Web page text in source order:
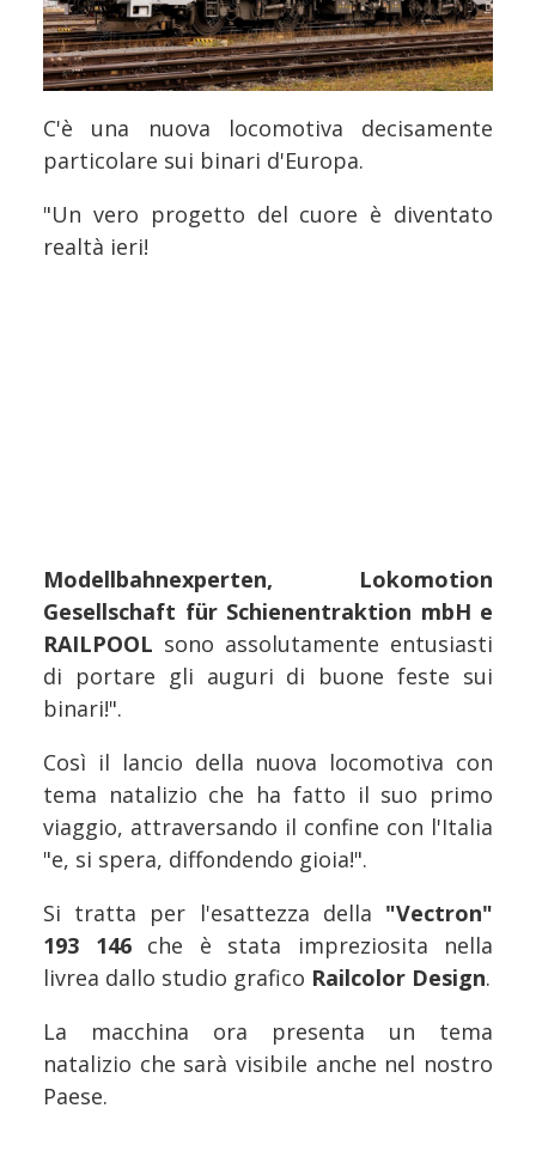
C'è una nuova locomotiva decisamente
particolare sui binari d'Europa.
"Un vero progetto del cuore è diventato
realtà ieri!
Modellbahnexperten, Lokomotion
Gesellschaft für Schienentraktion mbH e
RAILPOOL sono assolutamente entusiasti
di portare gli auguri di buone feste sui
binari!".
Così il lancio della nuova locomotiva con
tema natalizio che ha fatto il suo primo
viaggio, attraversando il confine con l'Italia
"e, si spera, diffondendo gioia!".
Si tratta per l'esattezza della "Vectron"
193 146 che è stata impreziosita nella
livrea dallo studio grafico Railcolor Design.
La macchina ora presenta un tema
natalizio che sarà visibile anche nel nostro
Paese.